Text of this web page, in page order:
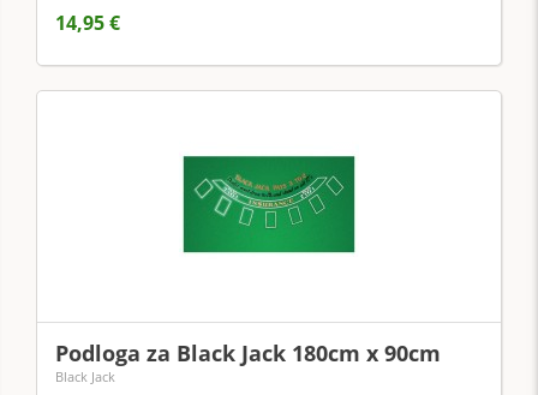
14,95 €
Podloga za Black Jack 180cm x 90cm
Black Jack